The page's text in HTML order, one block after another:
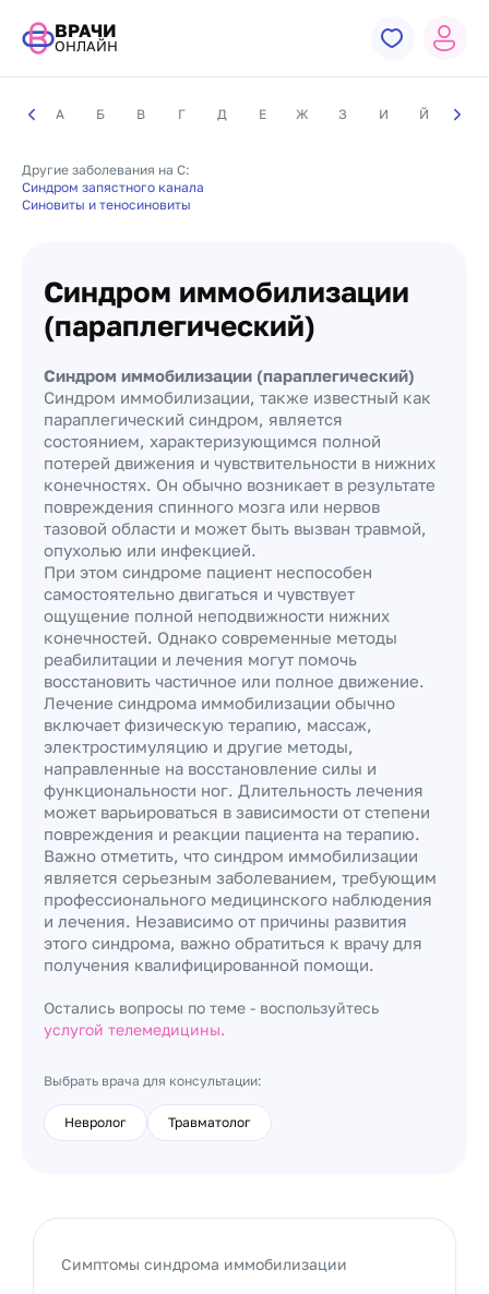
ВРАЧИ
ОНЛАЙН
А Б В Г Д Е Ж З И Й К
Другие заболевания на С:
Синдром запястного канала
Синовиты и теносиновиты
Синдром иммобилизации
(параплегический)
Синдром иммобилизации (параплегический)
Синдром иммобилизации, также известный как
параплегический синдром, является
состоянием, характеризующимся полной
потерей движения и чувствительности в нижних
конечностях. Он обычно возникает в результате
повреждения спинного мозга или нервов
тазовой области и может быть вызван травмой,
опухолью или инфекцией.
При этом синдроме пациент неспособен
самостоятельно двигаться и чувствует
ощущение полной неподвижности нижних
конечностей. Однако современные методы
реабилитации и лечения могут помочь
восстановить частичное или полное движение.
Лечение синдрома иммобилизации обычно
включает физическую терапию, массаж,
электростимуляцию и другие методы,
направленные на восстановление силы и
функциональности ног. Длительность лечения
может варьироваться в зависимости от степени
повреждения и реакции пациента на терапию.
Важно отметить, что синдром иммобилизации
является серьезным заболеванием, требующим
профессионального медицинского наблюдения
и лечения. Независимо от причины развития
этого синдрома, важно обратиться к врачу для
получения квалифицированной помощи.
Остались вопросы по теме - воспользуйтесь
услугой телемедицины.
Выбрать врача для консультации:
Невролог Травматолог
Симптомы синдрома иммобилизации